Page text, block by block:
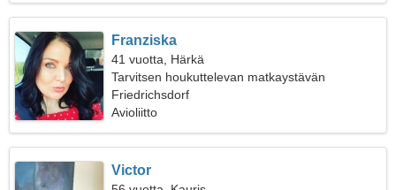
Franziska
41 vuotta, Härkä
Tarvitsen houkuttelevan matkaystävän
Friedrichsdorf
Avioliitto
Victor